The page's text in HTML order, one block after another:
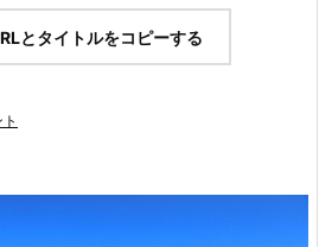
とタイトルをコピーする